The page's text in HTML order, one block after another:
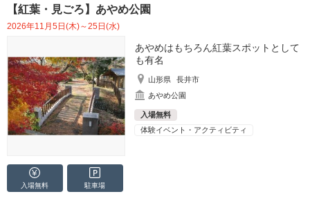
【紅葉・見ごろ】あやめ公園
2026年11月5日(木)～25日(水)
あやめはもちろん紅葉スポットとして
も有名
山形県
長井市
あやめ公園
入場無料
体験イベント・アクティビティ
入場無料 駐車場